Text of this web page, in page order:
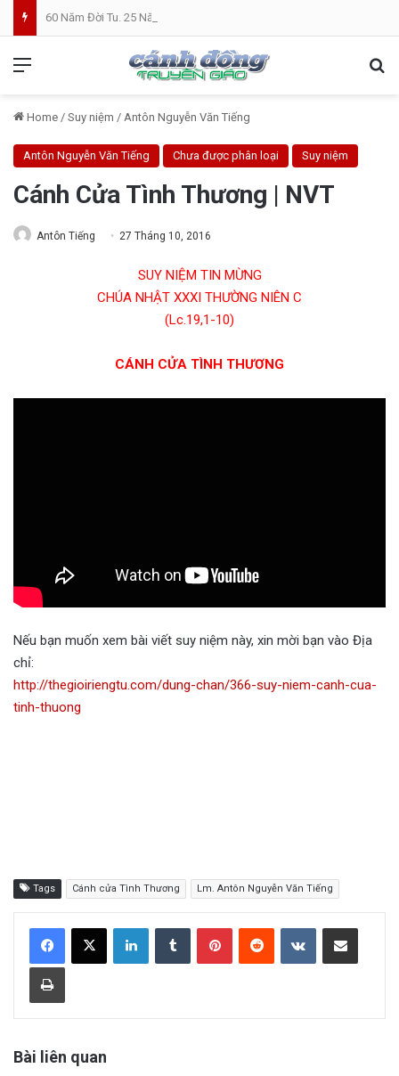
Home / Suy niệm / Antôn Nguyễn Văn Tiếng
Antôn Nguyễn Văn Tiếng Chưa được phân loại Suy niệm
Cánh Cửa Tình Thương | NVT
Antôn Tiếng 27 Tháng 10, 2016
SUY NIỆM TIN MỪNG
CHÚA NHẬT XXXI THƯỜNG NIÊN C
(Lc.19,1-10)
CÁNH CỬA TÌNH THƯƠNG
Nếu bạn muốn xem bài viết suy niệm này, xin mời bạn vào Địa
chỉ:
http://thegioiriengtu.com/dung-chan/366-suy-niem-canh-cua-
tinh-thuong
Tags Cánh cửa Tình Thương Lm. Antôn Nguyễn Văn Tiếng
Bài liên quan